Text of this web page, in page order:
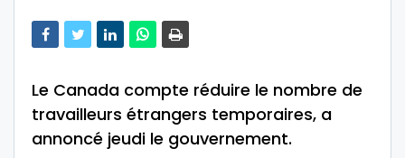
Le Canada compte réduire le nombre de
travailleurs étrangers temporaires, a
annoncé jeudi le gouvernement.